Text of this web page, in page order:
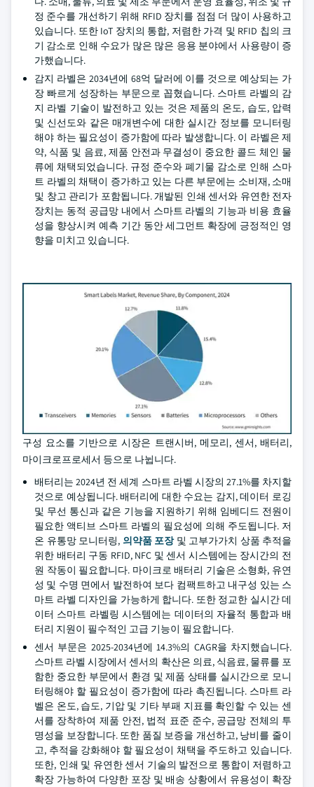
정 준수를 개선하기 위해 RFID 장치를 점점 더 많이 사용하고
있습니다. 또한 IoT 장치의 통합, 저렴한 가격 및 RFID 칩의 크
기 감소로 인해 수요가 많은 많은 응용 분야에서 사용량이 증
가했습니다.
감지 라벨은 2034년에 68억 달러에 이를 것으로 예상되는 가
장 빠르게 성장하는 부문으로 꼽혔습니다. 스마트 라벨의 감
지 라벨 기술이 발전하고 있는 것은 제품의 온도, 습도, 압력
및 신선도와 같은 매개변수에 대한 실시간 정보를 모니터링
해야 하는 필요성이 증가함에 따라 발생합니다. 이 라벨은 제
약, 식품 및 음료, 제품 안전과 무결성이 중요한 콜드 체인 물
류에 채택되었습니다. 규정 준수와 폐기물 감소로 인해 스마
트 라벨의 채택이 증가하고 있는 다른 부문에는 소비재, 소매
및 창고 관리가 포함됩니다. 개발된 인쇄 센서와 유연한 전자
장치는 동적 공급망 내에서 스마트 라벨의 기능과 비용 효율
성을 향상시켜 예측 기간 동안 세그먼트 확장에 긍정적인 영
향을 미치고 있습니다.
구성 요소를 기반으로 시장은 트랜시버, 메모리, 센서, 배터리,
마이크로프로세서 등으로 나뉩니다.
배터리는 2024년 전 세계 스마트 라벨 시장의 27.1%를 차지할
것으로 예상됩니다. 배터리에 대한 수요는 감지, 데이터 로깅
및 무선 통신과 같은 기능을 지원하기 위해 임베디드 전원이
필요한 액티브 스마트 라벨의 필요성에 의해 주도됩니다. 저
온 유통망 모니터링, 의약품 포장및 고부가가치 상품 추적을
위한 배터리 구동 RFID, NFC 및 센서 시스템에는 장시간의 전
원 작동이 필요합니다. 마이크로 배터리 기술은 소형화, 유연
성 및 수명 면에서 발전하여 보다 컴팩트하고 내구성 있는 스
마트 라벨 디자인을 가능하게 합니다. 또한 정교한 실시간 데
이터 스마트 라벨링 시스템에는 데이터의 자율적 통합과 배
터리 지원이 필수적인 고급 기능이 필요합니다.
센서 부문은 2025-2034년에 14.3%의 CAGR을 차지했습니다.
스마트 라벨 시장에서 센서의 확산은 의료, 식음료, 물류를 포
함한 중요한 부문에서 환경 및 제품 상태를 실시간으로 모니
터링해야 할 필요성이 증가함에 따라 촉진됩니다. 스마트 라
벨은 온도, 습도, 기압 및 기타 부패 지표를 확인할 수 있는 센
서를 장착하여 제품 안전, 법적 표준 준수, 공급망 전체의 투
명성을 보장합니다. 또한 품질 보증을 개선하고, 낭비를 줄이
고, 추적을 강화해야 할 필요성이 채택을 주도하고 있습니다.
또한, 인쇄 및 유연한 센서 기술의 발전으로 통합이 저렴하고
확장 가능하여 다양한 포장 및 배송 상황에서 유용성이 확장